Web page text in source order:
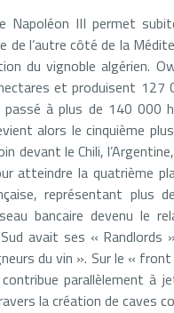
Napoléon III permet
de l’autre côté de la
du vignoble algérien.
et produisent
à plus de 140 000
alors le cinquième
devant le Chili,
atteindre la quatrième
représentant plus
bancaire devenu le
avait ses « Randlords
du vin ». Sur le «
parallèlement à
la création de caves